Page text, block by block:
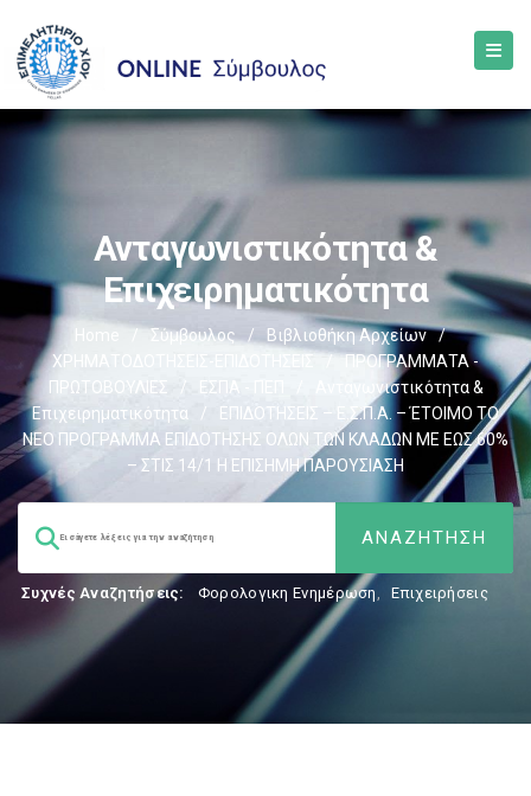
Ανταγωνιστικότητα &
Επιχειρηματικότητα
/ Σύμβουλος / Βιβλιοθήκη Αρχείων
/
ΧΡΗΜΑΤΟΔΟΤΗΣΕΙΣ-ΕΠΙΔΟΤΗΣΕΙΣ
ΠΡΟΓΡΑΜΜΑΤΑ -
ΠΡΩΤΟΒΟΥΛΙΕΣ
/ ΕΣΠΑ - ΠΕΠ
Ανταγωνιστικότητα &
Επιχειρηματικότητα
/
ΕΠΙΔΟΤΗΣΕΙΣ – Ε.Σ.Π.Α. – ΈΤΟΙΜΟ ΤΟ
ΝΕΟ ΠΡΟΓΡΑΜΜΑ ΕΠΙΔΟΤΗΣΗΣ ΟΛΩΝ ΤΩΝ ΚΛΑΔΩΝ ΜΕ ΕΩΣ 60%
– ΣΤΙΣ 14/1 Η ΕΠΙΣΗΜΗ ΠΑΡΟΥΣΙΑΣΗ
Συχνές Αναζητήσεις: Φορολογικη Ενημέρωση, Επιχειρήσεις